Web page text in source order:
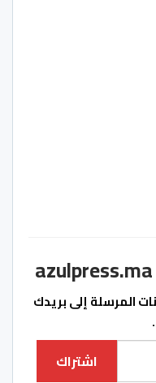
المرسلة إلى بريدك
اشتراك